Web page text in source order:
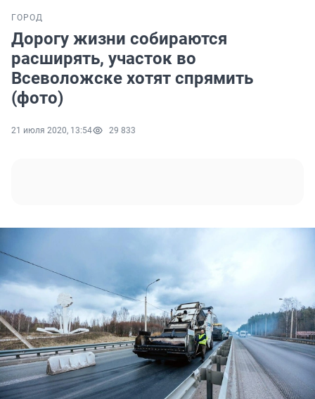
ГОРОД
Дорогу жизни собираются
расширять, участок во
Всеволожске хотят спрямить
(фото)
21 июля 2020, 13:54 29 833